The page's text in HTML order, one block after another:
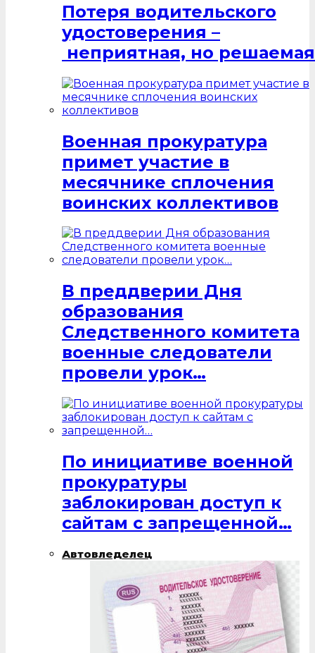
Потеря водительского
удостоверения –
неприятная, но
Военная прокуратура
примет участие в
месячнике сплочения
воинских коллективов
В преддверии Дня
образования
Следственного комитета
военные следователи
провели урок…
По инициативе военной
прокуратуры
заблокирован доступ к
сайтам с запрещенной…
Автовледелец